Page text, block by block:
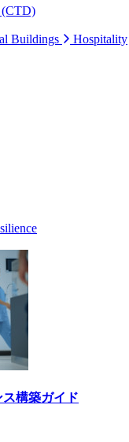
(CTD)
Buildings Hospitality
構築ガイド